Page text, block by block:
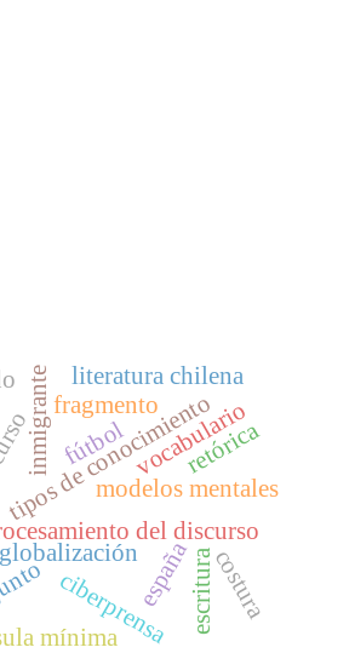
del discurso
tipos de conocimiento
modelos mentales
españa
globalización
inmigrante
escritura
fragmento
ciberprensa
mínima
vocabulario
costura
literatura chilena
retórica
fútbol